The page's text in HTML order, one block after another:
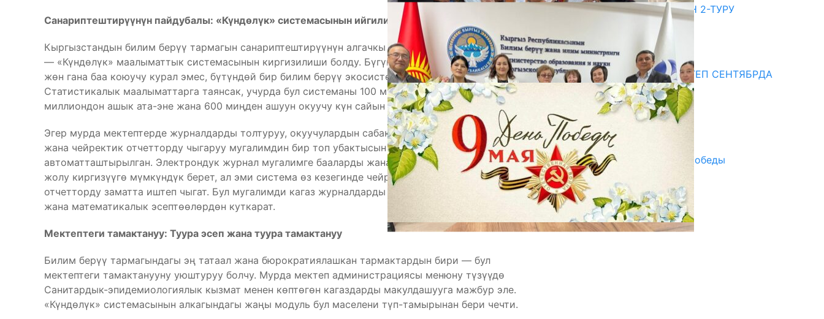
Санариптештирүүнүн пайдубалы: «Күндөлүк» системасынын ийгилиги
Кыргызстандын билим берүү тармагын санариптештирүүнүн алгачкы жана эң таасирдүү кадамы
— «Күндөлүк» маалыматтык системасынын киргизилиши болду. Бүгүнкү күндө бул платформа
жөн гана баа коюучу курал эмес, бүтүндөй бир билим берүү экосистемасынын өзөгүнө айланды.
Статистикалык маалыматтарга таянсак, учурда бул системаны 100 миңге жакын мугалим, жарым
миллиондон ашык ата-эне жана 600 миңден ашуун окуучу күн сайын колдонуп келет.
Эгер мурда мектептерде журналдарды толтуруу, окуучулардын сабакка катышуусун көзөмөлдөө
жана чейректик отчетторду чыгаруу мугалимдин бир топ убактысын алса, азыр бул процесстер
автоматташтырылган. Электрондук журнал мугалимге бааларды жана сабактын темаларын бир
жолу киргизүүгө мүмкүндүк берет, ал эми система өз кезегинде чейректик жана жылдык
отчетторду заматта иштеп чыгат. Бул мугалимди кагаз журналдарды кайра-кайра текшерүүдөн
жана математикалык эсептөөлөрдөн куткарат.
Мектептеги тамактануу: Туура эсеп жана туура тамактануу
Билим берүү тармагындагы эң татаал жана бюрократиялашкан тармактардын бири — бул
мектептеги тамактанууну уюштуруу болчу. Мурда мектеп администрациясы менюну түзүүдө
Санитардык-эпидемиологиялык кызмат менен көптөгөн кагаздарды макулдашууга мажбур эле.
«Күндөлүк» системасынын алкагындагы жаңы модуль бул маселени түп-тамырынан бери чечти.
ЖОЖДОРГО КАБЫЛ АЛУУНУН 2-ТУРУ
20.07.2026
Медиа
СУЗАКТА 750 ОРУНДУУ МЕКТЕП СЕНТЯБРДА
ПАЙДАЛАНУУГА БЕРИЛЕТ
07.08.2025
Улуу Жеңиштин жандуу сөзү
29.04.2025
Награды в преддверии Дня Победы
29.04.2025